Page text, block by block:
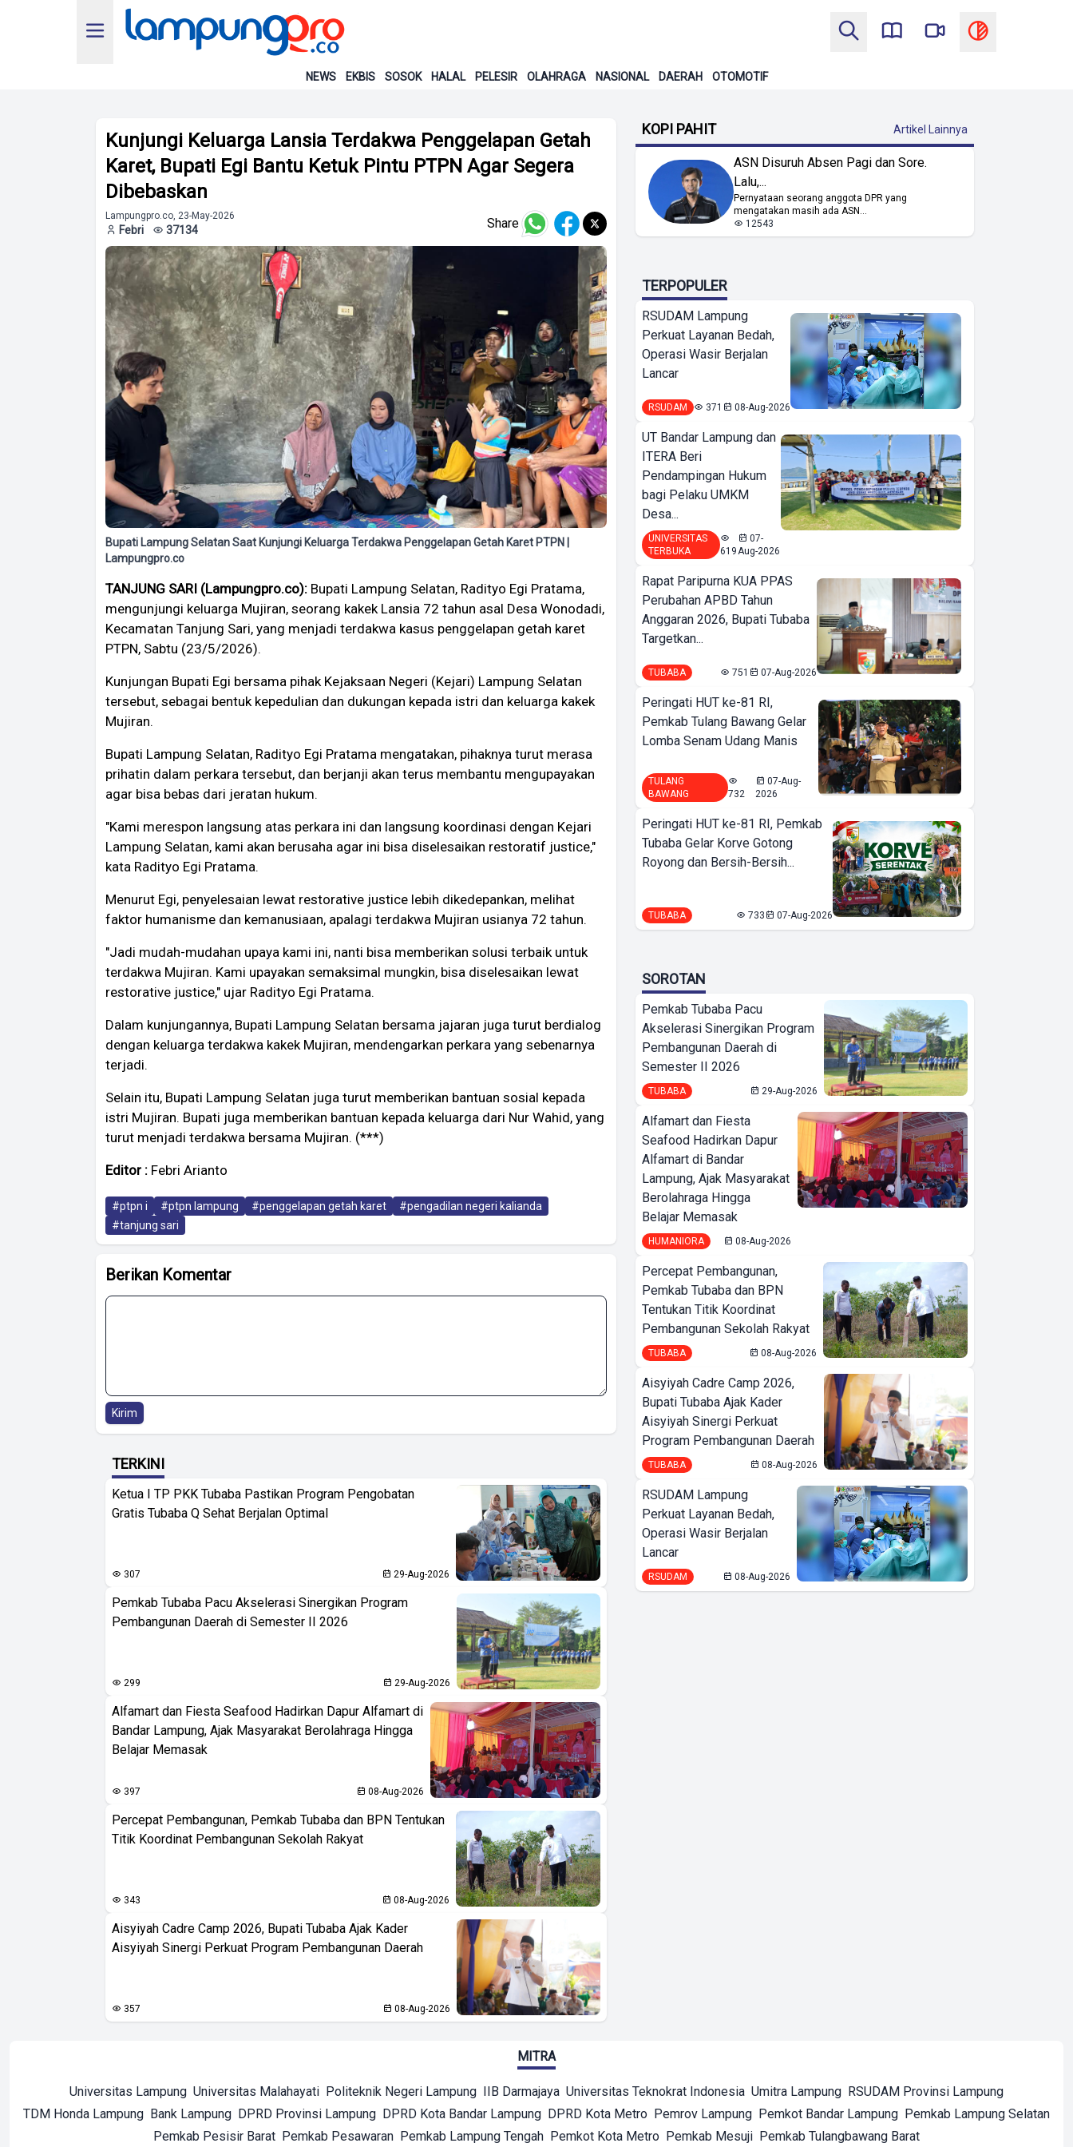
NEWS EKBIS SOSOK HALAL PELESIR OLAHRAGA NASIONAL DAERAH OTOMOTIF
Kunjungi Keluarga Lansia Terdakwa Penggelapan Getah
Karet, Bupati Egi Bantu Ketuk Pintu PTPN Agar Segera
Dibebaskan
Lampungpro.co, 23-May-2026
Febri 37134 Share
Bupati Lampung Selatan Saat Kunjungi Keluarga Terdakwa Penggelapan Getah Karet PTPN |
Lampungpro.co
TANJUNG SARI (Lampungpro.co): Bupati Lampung Selatan, Radityo Egi Pratama,
mengunjungi keluarga Mujiran, seorang kakek Lansia 72 tahun asal Desa Wonodadi,
Kecamatan Tanjung Sari, yang menjadi terdakwa kasus penggelapan getah karet
PTPN, Sabtu (23/5/2026).
Kunjungan Bupati Egi bersama pihak Kejaksaan Negeri (Kejari) Lampung Selatan
tersebut, sebagai bentuk kepedulian dan dukungan kepada istri dan keluarga kakek
Mujiran.
Bupati Lampung Selatan, Radityo Egi Pratama mengatakan, pihaknya turut merasa
prihatin dalam perkara tersebut, dan berjanji akan terus membantu mengupayakan
agar bisa bebas dari jeratan hukum.
"Kami merespon langsung atas perkara ini dan langsung koordinasi dengan Kejari
Lampung Selatan, kami akan berusaha agar ini bisa diselesaikan restoratif justice,"
kata Radityo Egi Pratama.
Menurut Egi, penyelesaian lewat restorative justice lebih dikedepankan, melihat
faktor humanisme dan kemanusiaan, apalagi terdakwa Mujiran usianya 72 tahun.
"Jadi mudah-mudahan upaya kami ini, nanti bisa memberikan solusi terbaik untuk
terdakwa Mujiran. Kami upayakan semaksimal mungkin, bisa diselesaikan lewat
restorative justice," ujar Radityo Egi Pratama.
Dalam kunjungannya, Bupati Lampung Selatan bersama jajaran juga turut berdialog
dengan keluarga terdakwa kakek Mujiran, mendengarkan perkara yang sebenarnya
terjadi.
Selain itu, Bupati Lampung Selatan juga turut memberikan bantuan sosial kepada
istri Mujiran. Bupati juga memberikan bantuan kepada keluarga dari Nur Wahid, yang
turut menjadi terdakwa bersama Mujiran. (***)
Editor : Febri Arianto
#ptpn i #ptpn lampung #penggelapan getah karet
#pengadilan negeri kalianda
#tanjung sari
Berikan Komentar
Kirim
TERKINI
Ketua I TP PKK Tubaba Pastikan Program Pengobatan
Gratis Tubaba Q Sehat Berjalan Optimal
307 29-Aug-2026
Pemkab Tubaba Pacu Akselerasi Sinergikan Program
Pembangunan Daerah di Semester II 2026
299 29-Aug-2026
Alfamart dan Fiesta Seafood Hadirkan Dapur Alfamart di
Bandar Lampung, Ajak Masyarakat Berolahraga Hingga
Belajar Memasak
397 08-Aug-2026
Percepat Pembangunan, Pemkab Tubaba dan BPN Tentukan
Titik Koordinat Pembangunan Sekolah Rakyat
343 08-Aug-2026
Aisyiyah Cadre Camp 2026, Bupati Tubaba Ajak Kader
Aisyiyah Sinergi Perkuat Program Pembangunan Daerah
357 08-Aug-2026
KOPI PAHIT Artikel Lainnya
ASN Disuruh Absen Pagi dan Sore.
Lalu,...
Pernyataan seorang anggota DPR yang
mengatakan masih ada ASN...
12543
TERPOPULER
RSUDAM Lampung
Perkuat Layanan Bedah,
Operasi Wasir Berjalan
Lancar
RSUDAM 371 08-Aug-2026
UT Bandar Lampung dan
ITERA Beri
Pendampingan Hukum
bagi Pelaku UMKM
Desa...
UNIVERSITAS
TERBUKA
619
07-
Aug-2026
Rapat Paripurna KUA PPAS
Perubahan APBD Tahun
Anggaran 2026, Bupati Tubaba
Targetkan...
TUBABA 751 07-Aug-2026
Peringati HUT ke-81 RI,
Pemkab Tulang Bawang Gelar
Lomba Senam Udang Manis
TULANG
BAWANG
732
07-Aug-
2026
Peringati HUT ke-81 RI, Pemkab
Tubaba Gelar Korve Gotong
Royong dan Bersih-Bersih...
TUBABA 733 07-Aug-2026
SOROTAN
Pemkab Tubaba Pacu
Akselerasi Sinergikan Program
Pembangunan Daerah di
Semester II 2026
TUBABA 29-Aug-2026
Alfamart dan Fiesta
Seafood Hadirkan Dapur
Alfamart di Bandar
Lampung, Ajak Masyarakat
Berolahraga Hingga
Belajar Memasak
HUMANIORA 08-Aug-2026
Percepat Pembangunan,
Pemkab Tubaba dan BPN
Tentukan Titik Koordinat
Pembangunan Sekolah Rakyat
TUBABA 08-Aug-2026
Aisyiyah Cadre Camp 2026,
Bupati Tubaba Ajak Kader
Aisyiyah Sinergi Perkuat
Program Pembangunan Daerah
TUBABA 08-Aug-2026
RSUDAM Lampung
Perkuat Layanan Bedah,
Operasi Wasir Berjalan
Lancar
RSUDAM 08-Aug-2026
MITRA
Universitas Lampung Universitas Malahayati Politeknik Negeri Lampung IIB Darmajaya Universitas Teknokrat Indonesia Umitra Lampung RSUDAM Provinsi Lampung
TDM Honda Lampung Bank Lampung DPRD Provinsi Lampung DPRD Kota Bandar Lampung DPRD Kota Metro Pemrov Lampung Pemkot Bandar Lampung Pemkab Lampung Selatan
Pemkab Pesisir Barat Pemkab Pesawaran Pemkab Lampung Tengah Pemkot Kota Metro Pemkab Mesuji Pemkab Tulangbawang Barat